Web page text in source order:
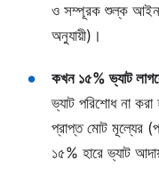
ও সম্পূরক শুল্ক
অনুযায়ী)।
কখন ১৫% ভ্যাট
ভ্যাট পরিশোধ না
প্রাপ্ত মোট মূল্যের
১৫% হারে ভ্যাট